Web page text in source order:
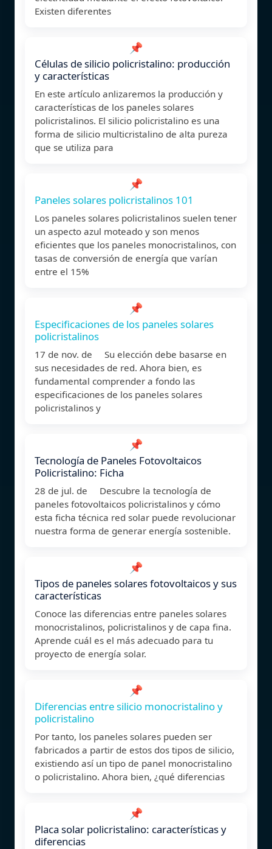
Existen diferentes
📌
Células de silicio policristalino: producción
y características
En este artículo anlizaremos la producción y
características de los paneles solares
policristalinos. El silicio policristalino es una
forma de silicio multicristalino de alta pureza
que se utiliza para
📌
Paneles solares policristalinos 101
Los paneles solares policristalinos suelen tener
un aspecto azul moteado y son menos
eficientes que los paneles monocristalinos, con
tasas de conversión de energía que varían
entre el 15%
📌
Especificaciones de los paneles solares
policristalinos
17 de nov. de Su elección debe basarse en
sus necesidades de red. Ahora bien, es
fundamental comprender a fondo las
especificaciones de los paneles solares
policristalinos y
📌
Tecnología de Paneles Fotovoltaicos
Policristalino: Ficha
28 de jul. de Descubre la tecnología de
paneles fotovoltaicos policristalinos y cómo
esta ficha técnica red solar puede revolucionar
nuestra forma de generar energía sostenible.
📌
Tipos de paneles solares fotovoltaicos y sus
características
Conoce las diferencias entre paneles solares
monocristalinos, policristalinos y de capa fina.
Aprende cuál es el más adecuado para tu
proyecto de energía solar.
📌
Diferencias entre silicio monocristalino y
policristalino
Por tanto, los paneles solares pueden ser
fabricados a partir de estos dos tipos de silicio,
existiendo así un tipo de panel monocristalino
o policristalino. Ahora bien, ¿qué diferencias
📌
Placa solar policristalino: características y
diferencias